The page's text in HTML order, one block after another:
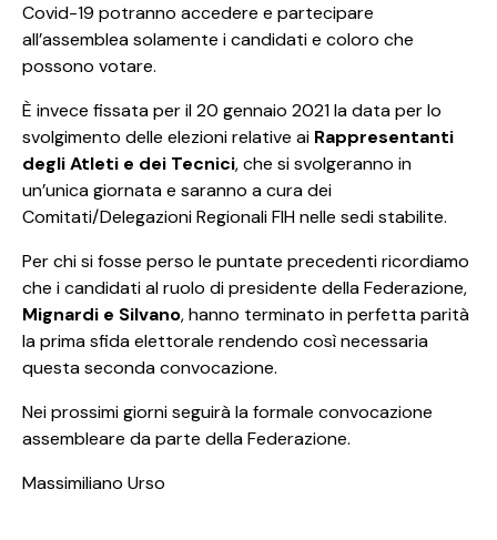
Covid-19 potranno accedere e partecipare
all’assemblea solamente i candidati e coloro che
possono votare.
È invece fissata per il 20 gennaio 2021 la data per lo
svolgimento delle elezioni relative ai Rappresentanti
degli Atleti e dei Tecnici, che si svolgeranno in
un’unica giornata e saranno a cura dei
Comitati/Delegazioni Regionali FIH nelle sedi stabilite.
Per chi si fosse perso le puntate precedenti ricordiamo
che i candidati al ruolo di presidente della Federazione,
Mignardi e Silvano, hanno terminato in perfetta parità
la prima sfida elettorale rendendo così necessaria
questa seconda convocazione.
Nei prossimi giorni seguirà la formale convocazione
assembleare da parte della Federazione.
Massimiliano Urso